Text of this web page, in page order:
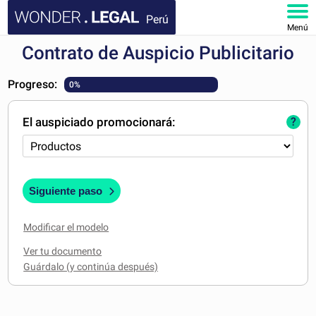
Perú
Menú
INICIO
DOCUMENTOS
FAQ
Contrato de Auspicio Publicitario
Progreso: 0%
El auspiciado promocionará: ?
Siguiente paso
Modificar el modelo
Ver tu documento